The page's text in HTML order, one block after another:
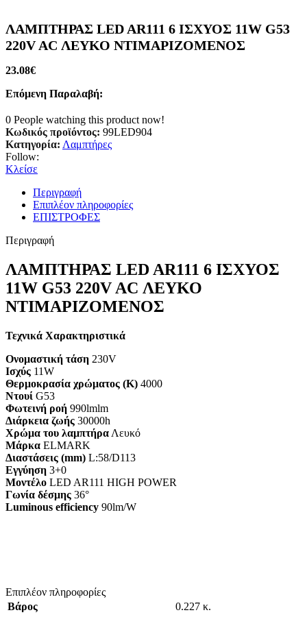
ΛΑΜΠΤΗΡΑΣ LED AR111 6 ΙΣΧΥΟΣ 11W G53
220V AC ΛΕΥΚΟ ΝΤΙΜΑΡΙΖΟΜΕΝΟΣ
23.08€
Επόμενη Παραλαβή:
0 People watching this product now!
Κωδικός προϊόντος: 99LED904
Κατηγορία: Λαμπτήρες
Follow:
Κλείσε
Περιγραφή
Επιπλέον πληροφορίες
ΕΠΙΣΤΡΟΦΕΣ
Περιγραφή
ΛΑΜΠΤΗΡΑΣ LED AR111 6 ΙΣΧΥΟΣ
11W G53 220V AC ΛΕΥΚΟ
ΝΤΙΜΑΡΙΖΟΜΕΝΟΣ
Τεχνικά Χαρακτηριστικά
Ονομαστική τάση 230V
Ισχύς 11W
Θερμοκρασία χρώματος (K) 4000
Ντουί G53
Φωτεινή ροή 990lmlm
Διάρκεια ζωής 30000h
Χρώμα του λαμπτήρα Λευκό
Μάρκα ELMARK
Διαστάσεις (mm) L:58/D113
Εγγύηση 3+0
Mοντέλο LED AR111 HIGH POWER
Γωνία δέσμης 36°
Luminous efficiency 90lm/W
Επιπλέον πληροφορίες
Βάρος
0.227 κ.